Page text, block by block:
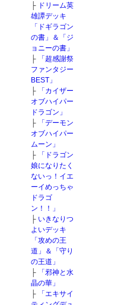
├ ドリーム英
雄譚デッキ
「ドギラゴン
の書」＆「ジ
ョニーの書」
├
「超感謝祭
ファンタジー
BEST」
├
「カイザー
オブハイパー
ドラゴン」
├
「デーモン
オブハイパー
ムーン」
├
「ドラゴン
娘になりたく
ないっ！イエ
ーイめっちゃ
ドラゴ
ン！！」
├ いきなりつ
よいデッキ
「攻めの王
道」＆「守り
の王道」
├
「邪神と水
晶の華」
├
「エキサイ